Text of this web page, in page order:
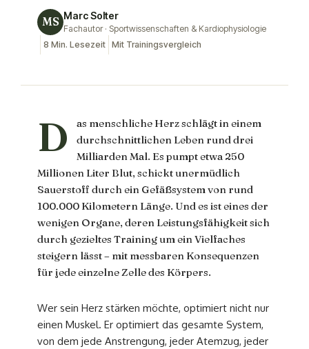
MS Marc Solter
Fachautor · Sportwissenschaften & Kardiophysiologie
8 Min. Lesezeit Mit Trainingsvergleich
D
as menschliche Herz schlägt in einem
durchschnittlichen Leben rund drei
Milliarden Mal. Es pumpt etwa 250
Millionen Liter Blut, schickt unermüdlich
Sauerstoff durch ein Gefäßsystem von rund
100.000 Kilometern Länge. Und es ist eines der
wenigen Organe, deren Leistungsfähigkeit sich
durch gezieltes Training um ein Vielfaches
steigern lässt – mit messbaren Konsequenzen
für jede einzelne Zelle des Körpers.
Wer sein Herz stärken möchte, optimiert nicht nur
einen Muskel. Er optimiert das gesamte System,
von dem jede Anstrengung, jeder Atemzug, jeder